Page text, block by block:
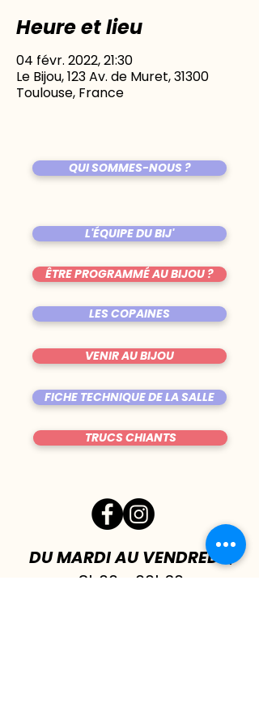
Heure et lieu
04 févr. 2022, 21:30
Le Bijou, 123 Av. de Muret, 31300
Toulouse, France
QUI SOMMES-NOUS ?
L'ÉQUIPE DU BIJ'
ÊTRE PROGRAMMÉ AU BIJOU ?
LES COPAINES
VENIR AU BIJOU
FICHE TECHNIQUE DE LA SALLE
TRUCS CHIANTS
DU MARDI AU VENDREDI |
8h00 - 00h30